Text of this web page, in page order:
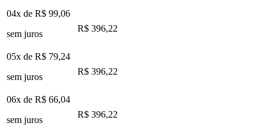
04x de R$ 99,06
sem juros
R$ 396,22
05x de R$ 79,24
sem juros
R$ 396,22
06x de R$ 66,04
sem juros
R$ 396,22